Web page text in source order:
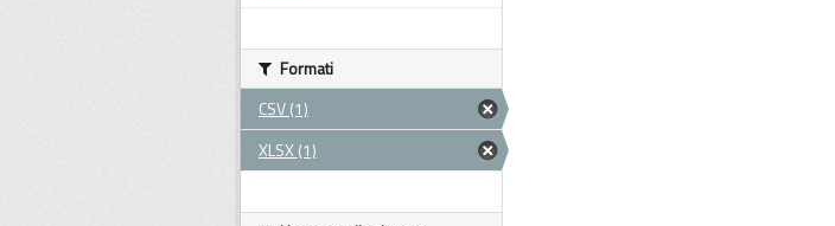
Formati
CSV (1)
XLSX (1)